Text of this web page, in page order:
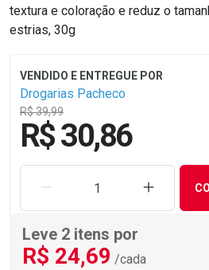
textura e coloração e reduz o
estrias, 30g
Drogarias Pacheco
R$ 39,99
R$ 30,86
REMOVER UMA UNIDADE
Leve 2 itens por
R$ 24,69 /cada